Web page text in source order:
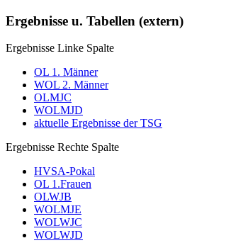
Ergebnisse u. Tabellen (extern)
Ergebnisse Linke Spalte
OL 1. Männer
WOL 2. Männer
OLMJC
WOLMJD
aktuelle Ergebnisse der TSG
Ergebnisse Rechte Spalte
HVSA-Pokal
OL 1.Frauen
OLWJB
WOLMJE
WOLWJC
WOLWJD